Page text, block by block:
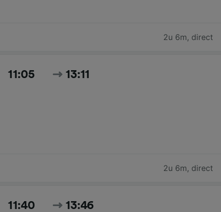
2u 6m, direct
11:05 13:11
2u 6m, direct
11:40 13:46